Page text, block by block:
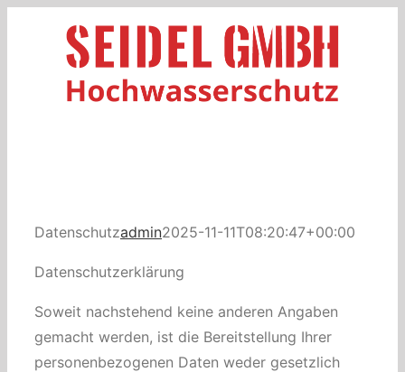
Datenschutzadmin2025-11-11T08:20:47+00:00
Datenschutzerklärung
Soweit nachstehend keine anderen Angaben
gemacht werden, ist die Bereitstellung Ihrer
personenbezogenen Daten weder gesetzlich